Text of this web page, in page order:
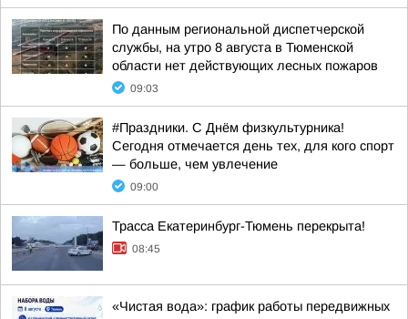
По данным региональной диспетчерской
службы, на утро 8 августа в Тюменской
области нет действующих лесных пожаров
09:03
#Праздники. С Днём физкультурника!
Сегодня отмечается день тех, для кого спорт
— больше, чем увлечение
09:00
Трасса Екатеринбург-Тюмень перекрыта!
08:45
«Чистая вода»: график работы передвижных